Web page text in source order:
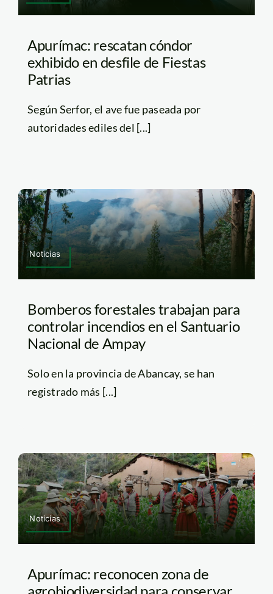
Apurímac: rescatan cóndor
exhibido en desfile de Fiestas
Patrias
Según Serfor, el ave fue paseada por
autoridades ediles del [...]
Noticias
Bomberos forestales trabajan para
controlar incendios en el Santuario
Nacional de Ampay
Solo en la provincia de Abancay, se han
registrado más [...]
Noticias
Apurímac: reconocen zona de